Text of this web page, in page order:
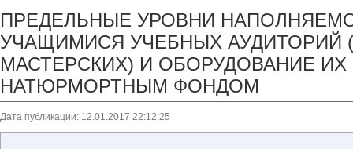
ПРЕДЕЛЬНЫЕ УРОВНИ
УЧАЩИМИСЯ УЧЕБНЫХ АУДИТОРИЙ
МАСТЕРСКИХ) И ОБОРУДОВАНИЕ ИХ
НАТЮРМОРТНЫМ ФОНДОМ
Дата публикации: 12.01.2017 22:12:25